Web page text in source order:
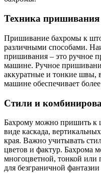
Техника пришивания
Пришивание бахромы к
различными способами.
пришивания – это ручное
машине. Ручное
аккуратные и тонкие швы,
машине обеспечивает
Стили и
Бахрому можно пришить к
виде каскада,
края. Важно учитывать
цветов и фактур. Бахрома
многоцветной, тонкой или
для безграничной фантазии